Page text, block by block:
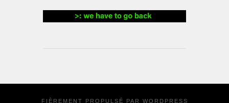
FIÈREMENT PROPULSÉ PAR WORDPRESS